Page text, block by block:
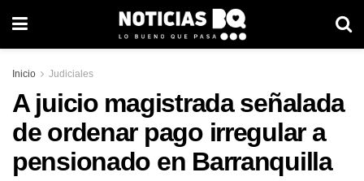
Inicio Judiciales
A juicio magistrada señalada
de ordenar pago irregular a
pensionado en Barranquilla